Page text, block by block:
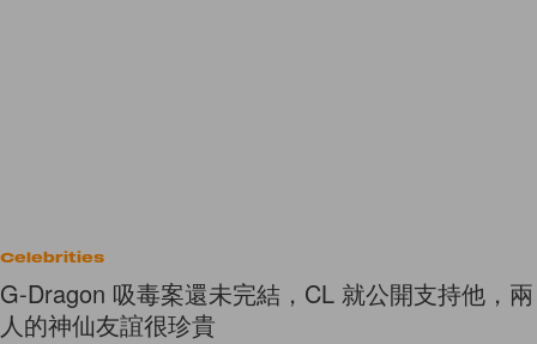
Celebrities
G-Dragon 吸毒案還未完結，CL 就公開支持他，兩
人的神仙友誼很珍貴